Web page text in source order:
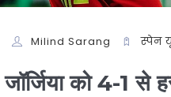
Milind Sarang स्पेन
को 4-1 से